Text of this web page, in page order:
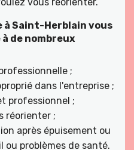
à Saint-Herblain vous
de nombreux
;
dans l'entreprise ;
professionnel ;
réorienter ;
après épuisement ou
problèmes de santé.